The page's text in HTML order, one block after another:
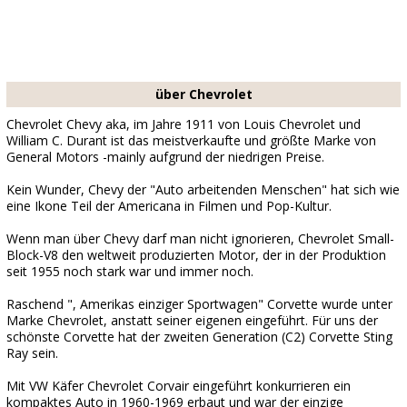
über Chevrolet
Chevrolet Chevy aka, im Jahre 1911 von Louis Chevrolet und
William C. Durant ist das meistverkaufte und größte Marke von
General Motors -mainly aufgrund der niedrigen Preise.
Kein Wunder, Chevy der "Auto arbeitenden Menschen" hat sich wie
eine Ikone Teil der Americana in Filmen und Pop-Kultur.
Wenn man über Chevy darf man nicht ignorieren, Chevrolet Small-
Block-V8 den weltweit produzierten Motor, der in der Produktion
seit 1955 noch stark war und immer noch.
Raschend ", Amerikas einziger Sportwagen" Corvette wurde unter
Marke Chevrolet, anstatt seiner eigenen eingeführt. Für uns der
schönste Corvette hat der zweiten Generation (C2) Corvette Sting
Ray sein.
Mit VW Käfer Chevrolet Corvair eingeführt konkurrieren ein
kompaktes Auto in 1960-1969 erbaut und war der einzige